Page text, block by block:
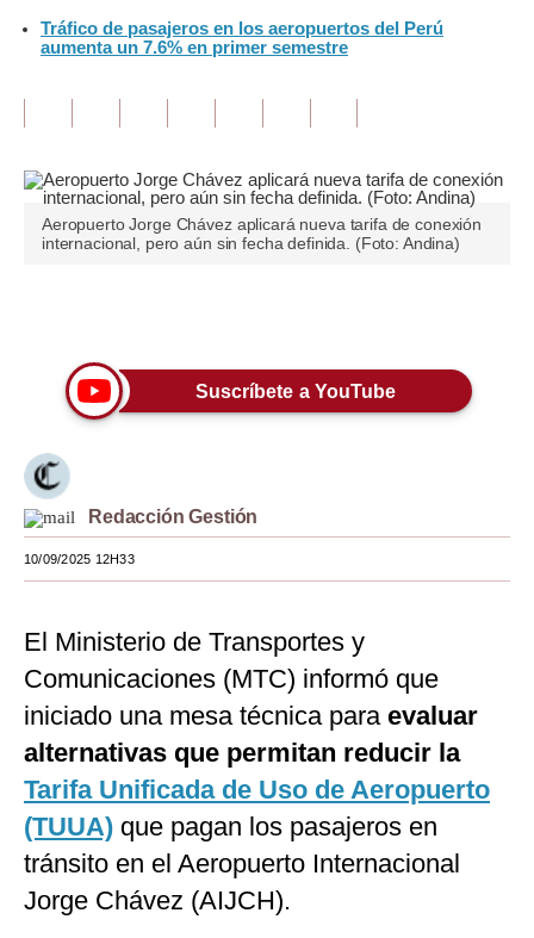
Inmobiliarias
Opinión
Editorial
Pregunta de hoy
Lujo
Viajes
Moda
Estilos
Mundo
España
Internacional
Tecnología
Mix
Tráfico de pasajeros en los aeropuertos del Perú
aumenta un 7.6% en primer semestre
Aeropuerto Jorge Chávez aplicará nueva tarifa de conexión
internacional, pero aún sin fecha definida. (Foto: Andina)
Suscríbete a YouTube
Redacción Gestión
10/09/2025 12H33
El Ministerio de Transportes y
Comunicaciones (MTC) informó que
iniciado una mesa técnica paraevaluar
alternativas que permitan reducir la
Tarifa Unificada de Uso de Aeropuerto
(TUUA) que pagan los pasajeros en
tránsito en el Aeropuerto Internacional
Jorge Chávez (AIJCH).